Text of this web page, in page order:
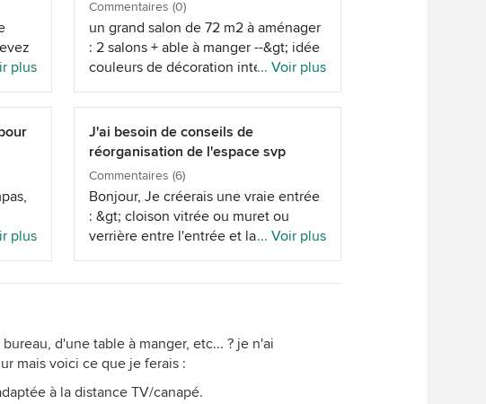
plus
Commentaires (0)
un grand salon de 72 m2 à aménager
: 2 salons + able à manger --&gt; idée
couleurs de décoration intérieure :
gris jaune bleu clair Quelle couleur
pour les 2 canapé? la table à manger?
les voilages? Mettriez vous un
vaisselier?
... Voir plus
j
le
vais
plus
J'ai besoin de conseils de
réorganisation de l'espace svp
Commentaires (6)
Bonjour, Je créerais une vraie entrée
: &gt; cloison vitrée ou muret ou
verrière entre l'entrée et la cuisine
&gt; décloisonner une partie du mur
^^
... Voir plus
d'une table à manger, etc... ? je n'ai
mais voici ce que je ferais :
à la distance TV/canapé.